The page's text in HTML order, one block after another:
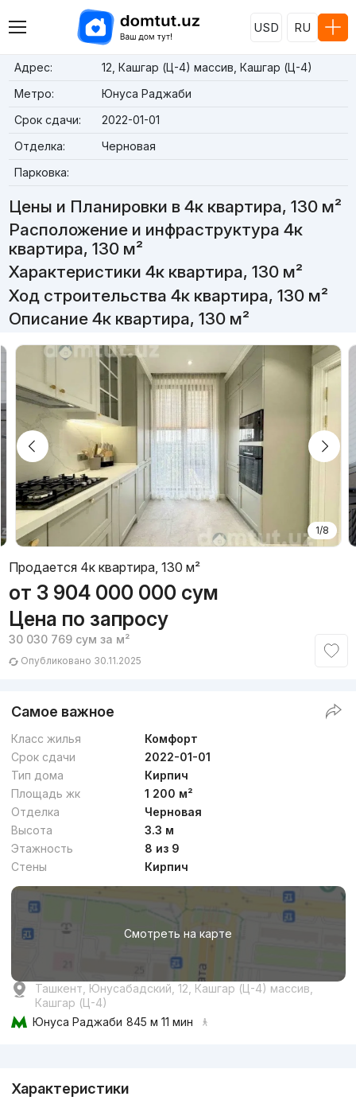
USD RU
Адрес:
12, Кашгар (Ц-4) массив, Кашгар (Ц-4)
Метро:
Юнуса Раджаби
Срок сдачи:
2022-01-01
Отделка:
Черновая
Парковка:
Цены и Планировки в 4к квартира, 130 м²
Расположение и инфраструктура 4к
квартира, 130 м²
Характеристики 4к квартира, 130 м²
Ход строительства 4к квартира, 130 м²
Описание 4к квартира, 130 м²
1/8
Продается 4к квартира, 130 м²
от 3 904 000 000 сум
Цена по запросу
30 030 769 сум за м²
Опубликовано 30.11.2025
Самое важное
Класс жилья
Комфорт
Срок сдачи
2022-01-01
Тип дома
Кирпич
Площадь жк
1 200 м²
Отделка
Черновая
Высота
3.3 м
Этажность
8 из 9
Стены
Кирпич
Смотреть на карте
Ташкент, Юнусабадский, 12, Кашгар (Ц-4) массив,
Кашгар (Ц-4)
Юнуса Раджаби 845 м 11 мин
Характеристики